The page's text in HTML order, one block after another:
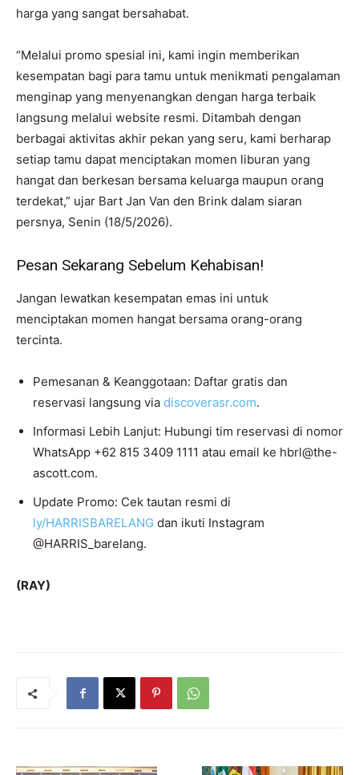
harga yang sangat bersahabat.
“Melalui promo spesial ini, kami ingin memberikan
kesempatan bagi para tamu untuk menikmati pengalaman
menginap yang menyenangkan dengan harga terbaik
langsung melalui website resmi. Ditambah dengan
berbagai aktivitas akhir pekan yang seru, kami berharap
setiap tamu dapat menciptakan momen liburan yang
hangat dan berkesan bersama keluarga maupun orang
terdekat,” ujar Bart Jan Van den Brink dalam siaran
persnya, Senin (18/5/2026).
Pesan Sekarang Sebelum Kehabisan!
Jangan lewatkan kesempatan emas ini untuk
menciptakan momen hangat bersama orang-orang
tercinta.
Pemesanan & Keanggotaan: Daftar gratis dan
reservasi langsung via discoverasr.com.
Informasi Lebih Lanjut: Hubungi tim reservasi di nomor
WhatsApp +62 815 3409 1111 atau email ke hbrl@the-
ascott.com.
Update Promo: Cek tautan resmi di
ly/HARRISBARELANG dan ikuti Instagram
@HARRIS_barelang.
(RAY)